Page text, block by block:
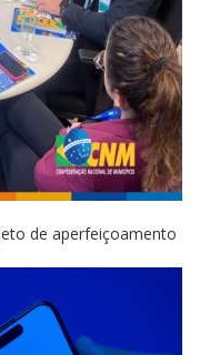
de aperfeiçoamento